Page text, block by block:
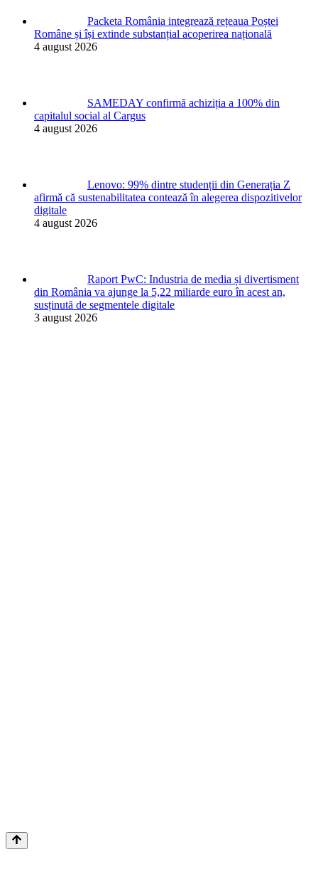
Packeta România integrează rețeaua Poștei
Române și își extinde substanțial acoperirea națională
4 august 2026
SAMEDAY confirmă achiziția a 100% din
capitalul social al Cargus
4 august 2026
Lenovo: 99% dintre studenții din Generația Z
afirmă că sustenabilitatea contează în alegerea dispozitivelor
digitale
4 august 2026
Raport PwC: Industria de media și divertisment
din România va ajunge la 5,22 miliarde euro în acest an,
susținută de segmentele digitale
3 august 2026